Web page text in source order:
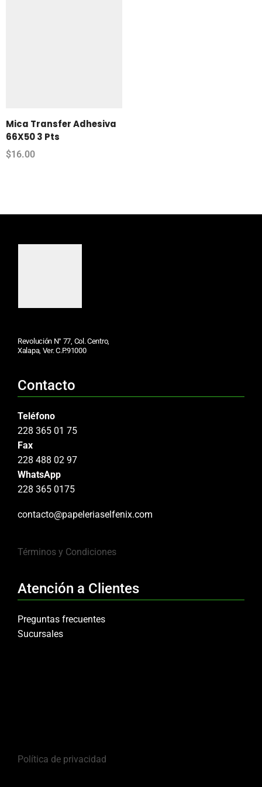
Mica Transfer Adhesiva
66X50 3 Pts
$16.00
Revolución N° 77, Col. Centro,
Xalapa, Ver. C.P.91000
Contacto
Teléfono
228 365 01 75
Fax
228 488 02 97
WhatsApp
228 365 0175
contacto@papeleriaselfenix.com
Términos y Condiciones
Atención a Clientes
Preguntas frecuentes
Sucursales
Política de privacidad